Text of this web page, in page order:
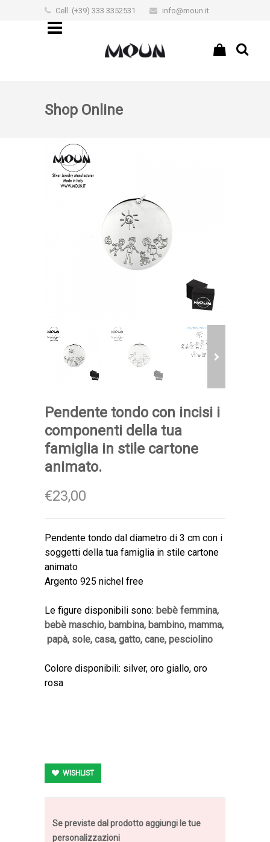
Cell. (+39) 333 3352531 info@moun.it
€0,00
Shop Online
Pendente tondo con incisi i
componenti della tua
famiglia in stile cartone
animato.
€23,00
Pendente tondo dal diametro di 3 cm con i
soggetti della tua famiglia in stile cartone
animato
Argento 925 nichel free
Le figure disponibili sono: bebè femmina,
bebè maschio, bambina, bambino, mamma,
papà, sole, casa, gatto, cane, pesciolino
Colore disponibili: silver, oro giallo, oro
rosa
WISHLIST
Se previste dal prodotto aggiungi le tue
personalizzazioni